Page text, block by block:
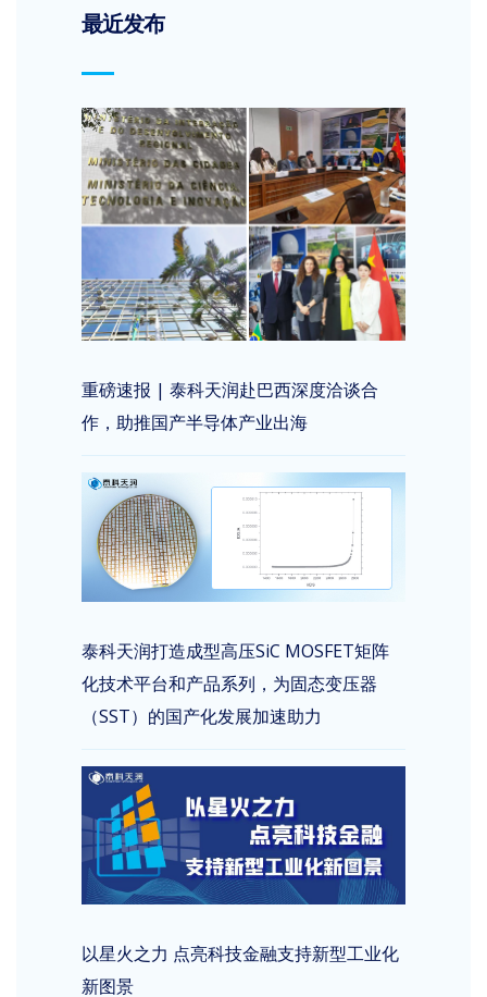
最近发布
重磅速报 | 泰科天润赴巴西深度洽谈合
作，助推国产半导体产业出海
泰科天润打造成型高压SiC MOSFET矩阵
化技术平台和产品系列，为固态变压器
（SST）的国产化发展加速助力
以星火之力 点亮科技金融支持新型工业化
新图景